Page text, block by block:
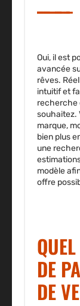
Oui, il est
avancée
rêves.
intuitif et
recherche
souhaitez.
marque,
bien plus
une
modèle
offre
DE
DE